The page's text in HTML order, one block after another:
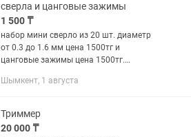
сверла и цанговые зажимы
1 500 ₸
набор мини сверло из 20 шт. диаметр
от 0.3 до 1.6 мм цена 1500тг и
цанговые зажимы цена 1500тг.
Размеры: , , , .3, 1.4, 1.5, 1.6 мм
Шымкент, 1 августа
Триммер
20 000 ₸